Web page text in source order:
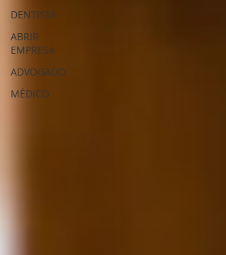
DENTISTA
ABRIR
EMPRESA
ADVOGADO
MÉDICO